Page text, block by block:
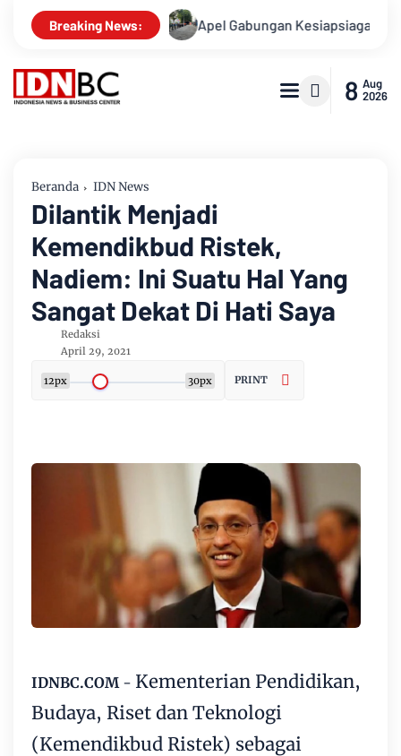
Breaking News:
Apel Gabungan Kesiapsiagaan Untuk
8 Aug
2026
Beranda IDN News
Dilantik Menjadi
Kemendikbud Ristek,
Nadiem: Ini Suatu Hal Yang
Sangat Dekat Di Hati Saya
Redaksi
April 29, 2021
12px 30px PRINT
IDNBC.COM- Kementerian Pendidikan,
Budaya, Riset dan Teknologi
(Kemendikbud Ristek) sebagai